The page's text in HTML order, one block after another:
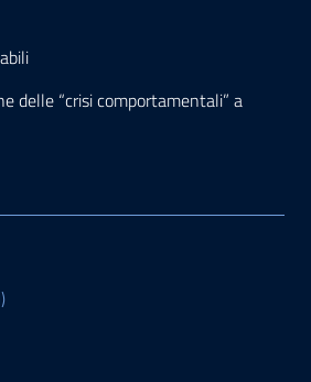
delle “crisi comportamentali” a